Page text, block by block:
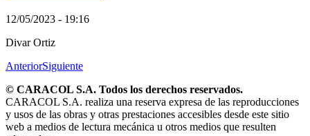
12/05/2023 - 19:16
Divar Ortiz
AnteriorSiguiente
© CARACOL S.A. Todos los derechos reservados.
CARACOL S.A. realiza una reserva expresa de las reproducciones
y usos de las obras y otras prestaciones accesibles desde este sitio
web a medios de lectura mecánica u otros medios que resulten